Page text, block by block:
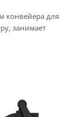
конвейера для
занимает